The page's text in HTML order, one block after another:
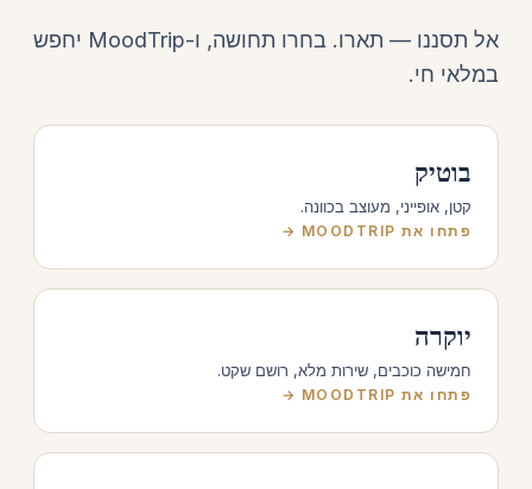
אל תסננו — תארו. בחרו תחושה, ו-MoodTrip יחפש
במלאי חי.
בוטיק
קטן, אופייני, מעוצב בכוונה.
פתחו את MOODTRIP →
יוקרה
חמישה כוכבים, שירות מלא, רושם שקט.
פתחו את MOODTRIP →